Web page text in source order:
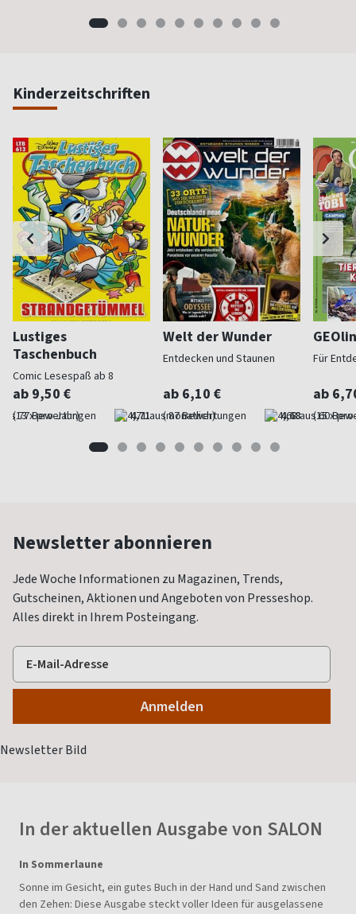
Kinderzeitschriften
Lustiges
Taschenbuch
Comic Lesespaß ab 8
ab 9,50 €
(13 x pro Jahr) 4,71
Welt der Wunder
Entdecken und Staunen
ab 6,10 €
(monatlich) 4,68
Für
ab
(15 x
Newsletter abonnieren
Jede Woche Informationen zu Magazinen, Trends,
Gutscheinen, Aktionen und Angeboten von Presseshop.
Alles direkt in Ihrem Posteingang.
In der aktuellen Ausgabe von SALON
In Sommerlaune
Sonne im Gesicht, ein gutes Buch in der Hand und Sand zwischen
den Zehen: Diese Ausgabe steckt voller Ideen für ausgelassene